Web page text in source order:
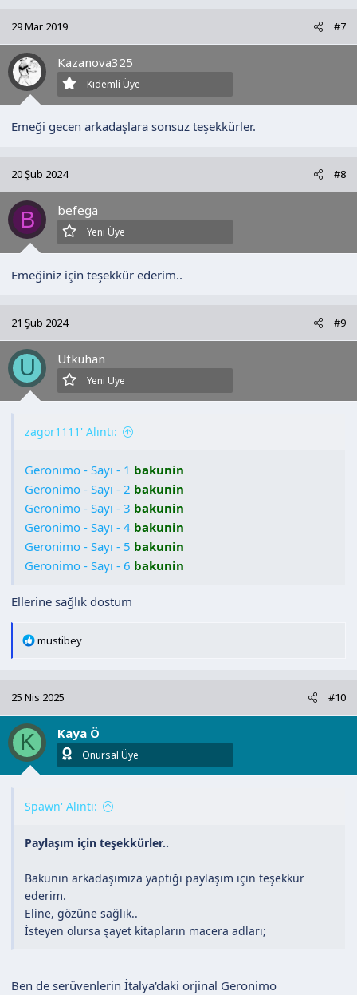
29 Mar 2019 #7
Kazanova325
Kıdemli Üye
Emeği gecen arkadaşlara sonsuz teşekkürler.
20 Şub 2024 #8
B befega
Yeni Üye
Emeğiniz için teşekkür ederim..
21 Şub 2024 #9
U Utkuhan
Yeni Üye
zagor1111' Alıntı:
Geronimo - Sayı - 1 bakunin
Geronimo - Sayı - 2 bakunin
Geronimo - Sayı - 3 bakunin
Geronimo - Sayı - 4 bakunin
Geronimo - Sayı - 5 bakunin
Geronimo - Sayı - 6 bakunin
Ellerine sağlık dostum
T
i
l
e
r
mustibey
25 Nis 2025 #10
K Kaya Ö
Onursal Üye
Spawn' Alıntı:
Paylaşım için teşekkürler..
Bakunin arkadaşımıza yaptığı paylaşım için teşekkür
ederim.
Eline, gözüne sağlık..
İsteyen olursa şayet kitapların macera adları;
Ben de serüvenlerin İtalya'daki orjinal Geronimo